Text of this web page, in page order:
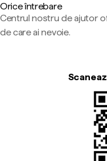
Orice întrebare
Centrul nostru de ajutor
de care ai nevoie.